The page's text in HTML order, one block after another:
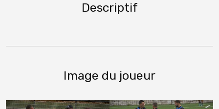
Descriptif
Image du joueur